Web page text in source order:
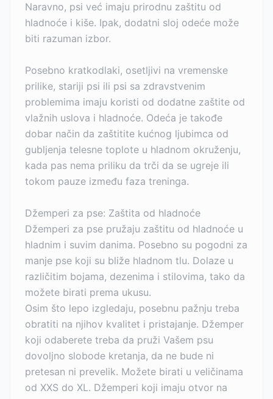
Naravno, psi već imaju prirodnu zaštitu od
hladnoće i kiše. Ipak, dodatni sloj odeće može
biti razuman izbor.
Posebno kratkodlaki, osetljivi na vremenske
prilike, stariji psi ili psi sa zdravstvenim
problemima imaju koristi od dodatne zaštite od
vlažnih uslova i hladnoće. Odeća je takođe
dobar način da zaštitite kućnog ljubimca od
gubljenja telesne toplote u hladnom okruženju,
kada pas nema priliku da trči da se ugreje ili
tokom pauze između faza treninga.
Džemperi za pse: Zaštita od hladnoće
Džemperi za pse pružaju zaštitu od hladnoće u
hladnim i suvim danima. Posebno su pogodni za
manje pse koji su bliže hladnom tlu. Dolaze u
različitim bojama, dezenima i stilovima, tako da
možete birati prema ukusu.
Osim što lepo izgledaju, posebnu pažnju treba
obratiti na njihov kvalitet i pristajanje. Džemper
koji odaberete treba da pruži Vašem psu
dovoljno slobode kretanja, da ne bude ni
pretesan ni prevelik. Možete birati u veličinama
od XXS do XL. Džemperi koji imaju otvor na